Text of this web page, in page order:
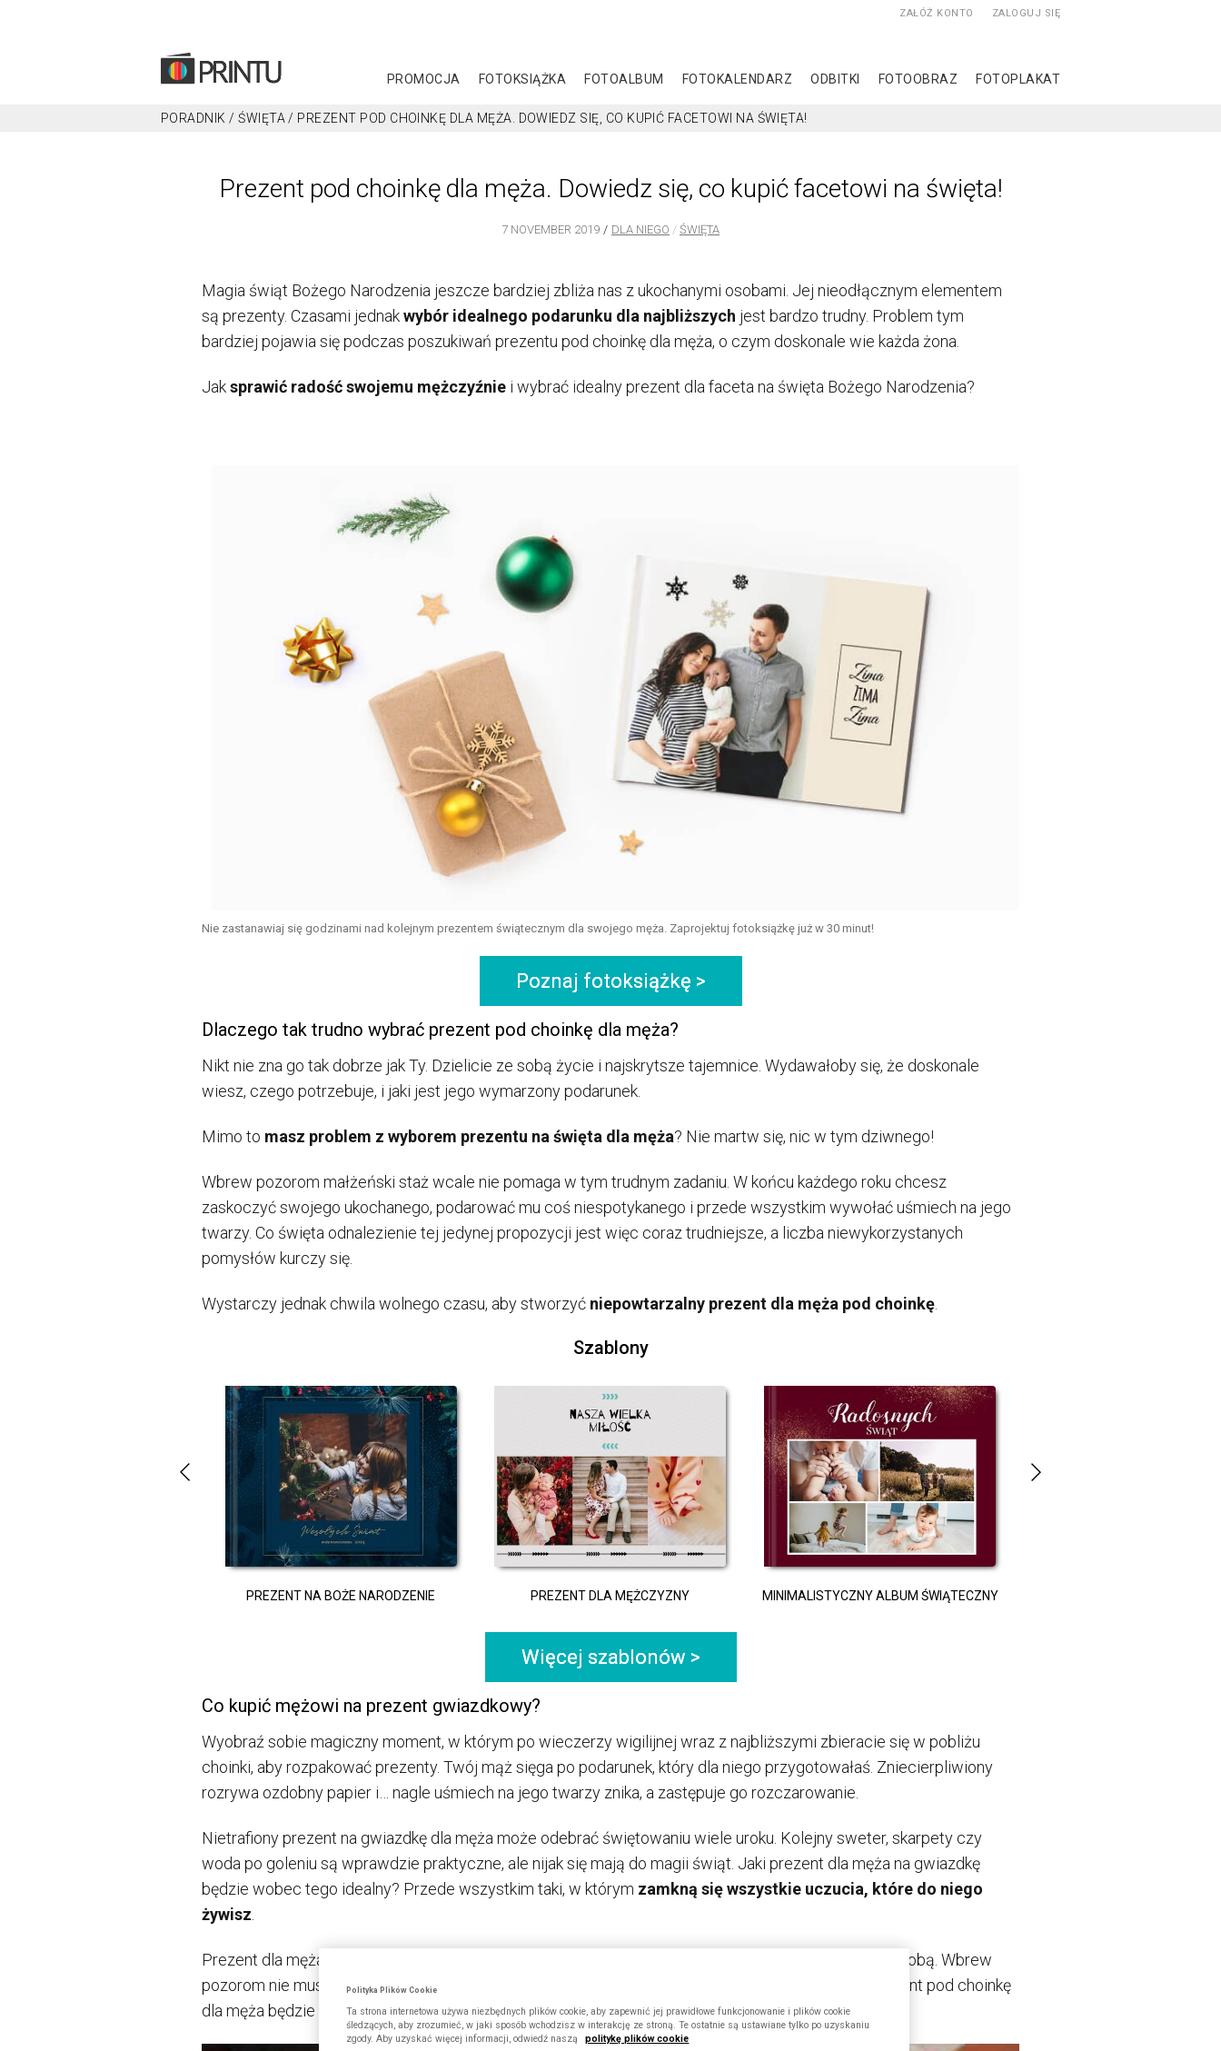
PROMOCJA FOTOKSIĄŻKA FOTOALBUM FOTOKALENDARZ ODBITKI FOTOOBRAZ FOTOPLAKAT
ZAŁÓŻ KONTO ZALOGUJ SIĘ
PORADNIK /ŚWIĘTA / PREZENT POD CHOINKĘ DLA MĘŻA. DOWIEDZ SIĘ, CO KUPIĆ FACETOWI NA ŚWIĘTA!
Prezent pod choinkę dla męża. Dowiedz się, co kupić facetowi na święta!
7 NOVEMBER 2019 DLA NIEGO ŚWIĘTA
Magia świąt Bożego Narodzenia jeszcze bardziej zbliża nas z ukochanymi osobami. Jej nieodłącznym elementem
są prezenty. Czasami jednakwybór idealnego podarunku dla najbliższych jest bardzo trudny. Problem tym
bardziej pojawia się podczas poszukiwań prezentu pod choinkę dla męża, o czym doskonale wie każda żona.
Jaksprawić radość swojemu mężczyźnie i wybrać idealny prezent dla faceta na święta Bożego Narodzenia?
Nie zastanawiaj się godzinami nad kolejnym prezentem świątecznym dla swojego męża. Zaprojektuj fotoksiążkę już w 30 minut!
Poznaj fotoksiążkę >
Dlaczego tak trudno wybrać prezent pod choinkę dla męża?
Nikt nie zna go tak dobrze jak Ty. Dzielicie ze sobą życie i najskrytsze tajemnice. Wydawałoby się, że doskonale
wiesz, czego potrzebuje, i jaki jest jego wymarzony podarunek.
Mimo to masz problem z wyborem prezentu na święta dla męża? Nie martw się, nic w tym dziwnego!
Wbrew pozorom małżeński staż wcale nie pomaga w tym trudnym zadaniu. W końcu każdego roku chcesz
zaskoczyć swojego ukochanego, podarować mu coś niespotykanego i przede wszystkim wywołać uśmiech na jego
twarzy. Co święta odnalezienie tej jedynej propozycji jest więc coraz trudniejsze, a liczba niewykorzystanych
pomysłów kurczy się.
Wystarczy jednak chwila wolnego czasu, aby stworzyć niepowtarzalny prezent dla męża pod choinkę.
Szablony
PREZENT NA BOŻE NARODZENIE PREZENT DLA MĘŻCZYZNY MINIMALISTYCZNY ALBUM ŚWIĄTECZNY
Więcej szablonów >
Co kupić mężowi na prezent gwiazdkowy?
Wyobraź sobie magiczny moment, w którym po wieczerzy wigilijnej wraz z najbliższymi zbieracie się w pobliżu
choinki, aby rozpakować prezenty. Twój mąż sięga po podarunek, który dla niego przygotowałaś. Zniecierpliwiony
rozrywa ozdobny papier i… nagle uśmiech na jego twarzy znika, a zastępuje go rozczarowanie.
Nietrafiony prezent na gwiazdkę dla męża może odebrać świętowaniu wiele uroku. Kolejny sweter, skarpety czy
woda po goleniu są wprawdzie praktyczne, ale nijak się mają do magii świąt. Jaki prezent dla męża na gwiazdkę
będzie wobec tego idealny? Przede wszystkim taki, w którym zamkną się wszystkie uczucia, które do niego
żywisz
Prezent dla męża na święta warto stworzyć własnoręcznie i pokazać mu, jak ważną jest dla Ciebie osobą. Wbrew
pozorom nie musi to być trudne czy pracochłonne przedsięwzięcie. Znakomitym pomysłem na prezent pod choinkę
dla męża będzie prosta w wykonaniufotoksiążka.
Polityka Plików Cookie
Ta strona internetowa używa niezbędnych plików cookie, aby zapewnić jej prawidłowe funkcjonowanie i plików cookie
śledzących, aby zrozumieć, w jaki sposób wchodzisz w interakcję ze stroną. Te ostatnie są ustawiane tylko po uzyskaniu
zgody. Aby uzyskać więcej informacji, odwiedź naszą
politykę plików cookie